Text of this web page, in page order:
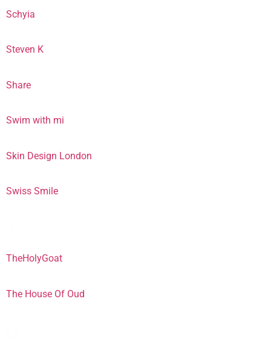
Schyia
Steven K
Share
Swim with mi
Skin Design London
Swiss Smile
TheHolyGoat
The House Of Oud